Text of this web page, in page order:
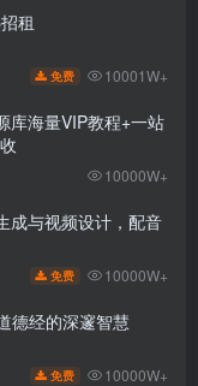
租
免费 10001W+
库海量VIP教程+一站
10000W+
成与视频设计，配音
免费 10000W+
德经的深邃智慧
免费 10000W+